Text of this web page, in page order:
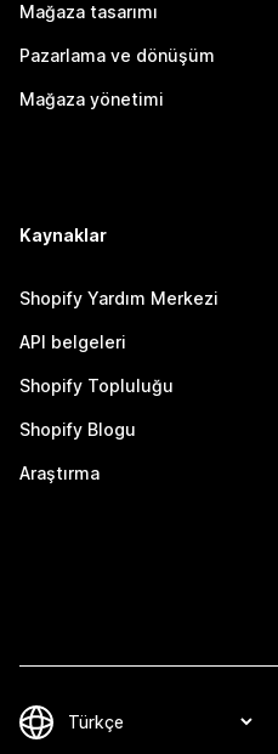
Mağaza tasarımı
Pazarlama ve dönüşüm
Mağaza yönetimi
Kaynaklar
Shopify Yardım Merkezi
API belgeleri
Shopify Topluluğu
Shopify Blogu
Araştırma